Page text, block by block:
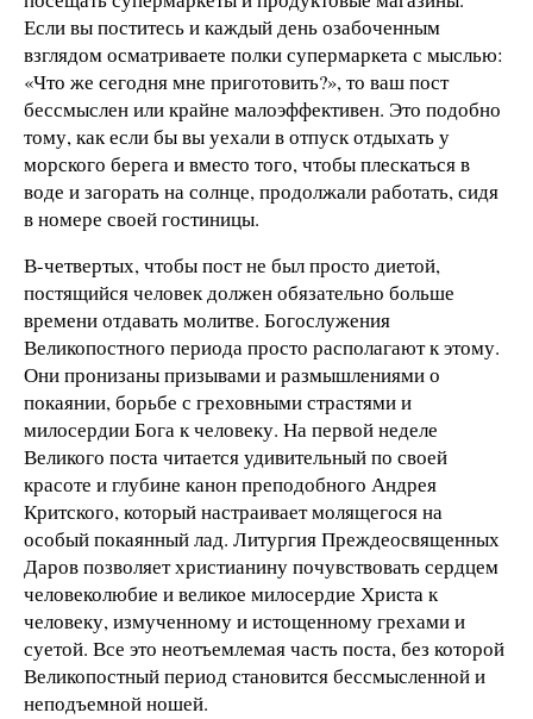
Если вы поститесь и каждый день озабоченным
взглядом осматриваете полки супермаркета с мыслью:
«Что же сегодня мне приготовить?», то ваш пост
бессмыслен или крайне малоэффективен. Это подобно
тому, как если бы вы уехали в отпуск отдыхать у
морского берега и вместо того, чтобы плескаться в
воде и загорать на солнце, продолжали работать, сидя
в номере своей гостиницы.
В-четвертых, чтобы пост не был просто диетой,
постящийся человек должен обязательно больше
времени отдавать молитве. Богослужения
Великопостного периода просто располагают к этому.
Они пронизаны призывами и размышлениями о
покаянии, борьбе с греховными страстями и
милосердии Бога к человеку. На первой неделе
Великого поста читается удивительный по своей
красоте и глубине канон преподобного Андрея
Критского, который настраивает молящегося на
особый покаянный лад. Литургия Преждеосвященных
Даров позволяет христианину почувствовать сердцем
человеколюбие и великое милосердие Христа к
человеку, измученному и истощенному грехами и
суетой. Все это неотъемлемая часть поста, без которой
Великопостный период становится бессмысленной и
неподъемной ношей.